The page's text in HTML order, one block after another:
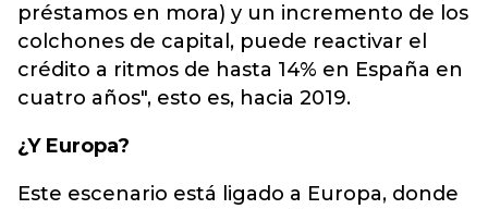
préstamos en mora) y un incremento de los
colchones de capital, puede reactivar el
crédito a ritmos de hasta 14% en España en
cuatro años", esto es, hacia 2019.
¿Y Europa?
Este escenario está ligado a Europa, donde